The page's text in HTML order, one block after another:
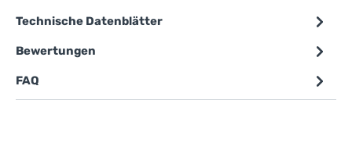
Technische Datenblätter
Bewertungen
FAQ